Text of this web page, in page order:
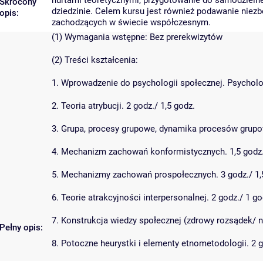
opis:
dziedzinie. Celem kursu jest również podawanie
zachodzących w świecie współczesnym.
Pełny opis:
(1) Wymagania wstępne: Bez prerekwizytów
(2) Treści kształcenia:
1. Wprowadzenie do psychologii społecznej.
2. Teoria atrybucji. 2 godz./ 1,5 godz.
3. Grupa, procesy grupowe, dynamika procesów
4. Mechanizm zachowań konformistycznych. 1,5
5. Mechanizmy zachowań prospołecznych. 3 godz./
6. Teorie atrakcyjności interpersonalnej. 2 godz./ 1
7. Konstrukcja wiedzy społecznej (zdrowy rozsądek/
8. Potoczne heurystki i elementy etnometodologii. 2